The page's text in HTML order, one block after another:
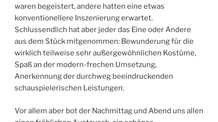
waren begeistert, andere hatten eine etwas
konventionellere Inszenierung erwartet.
Schlussendlich hat aber jeder das Eine oder Andere
aus dem Stück mitgenommen: Bewunderung für die
wirklich teilweise sehr außergewöhnlichen Kostüme,
Spaß an der modern-frechen Umsetzung,
Anerkennung der durchweg beeindruckenden
schauspielerischen Leistungen.
Vor allem aber bot der Nachmittag und Abend uns allen